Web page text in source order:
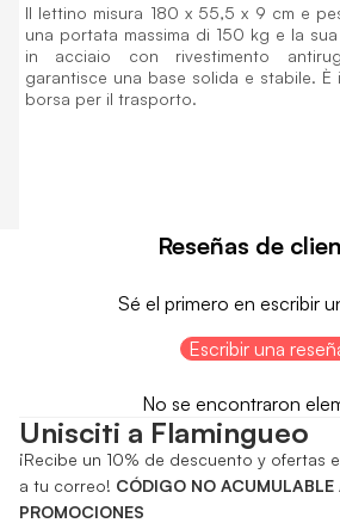
Il lettino misura 180 x 55,5 x 9 cm e
una portata massima di 150 kg e la sua
in acciaio con rivestimento
garantisce una base solida e stabile. È
borsa per il trasporto.
Reseñas de
Sé el primero en escribir
Escribir una
No se encontraron
Unisciti a Flamingueo
¡Recibe un 10% de descuento y ofertas
a tu correo! CÓDIGO NO ACUMULABLE
PROMOCIONES